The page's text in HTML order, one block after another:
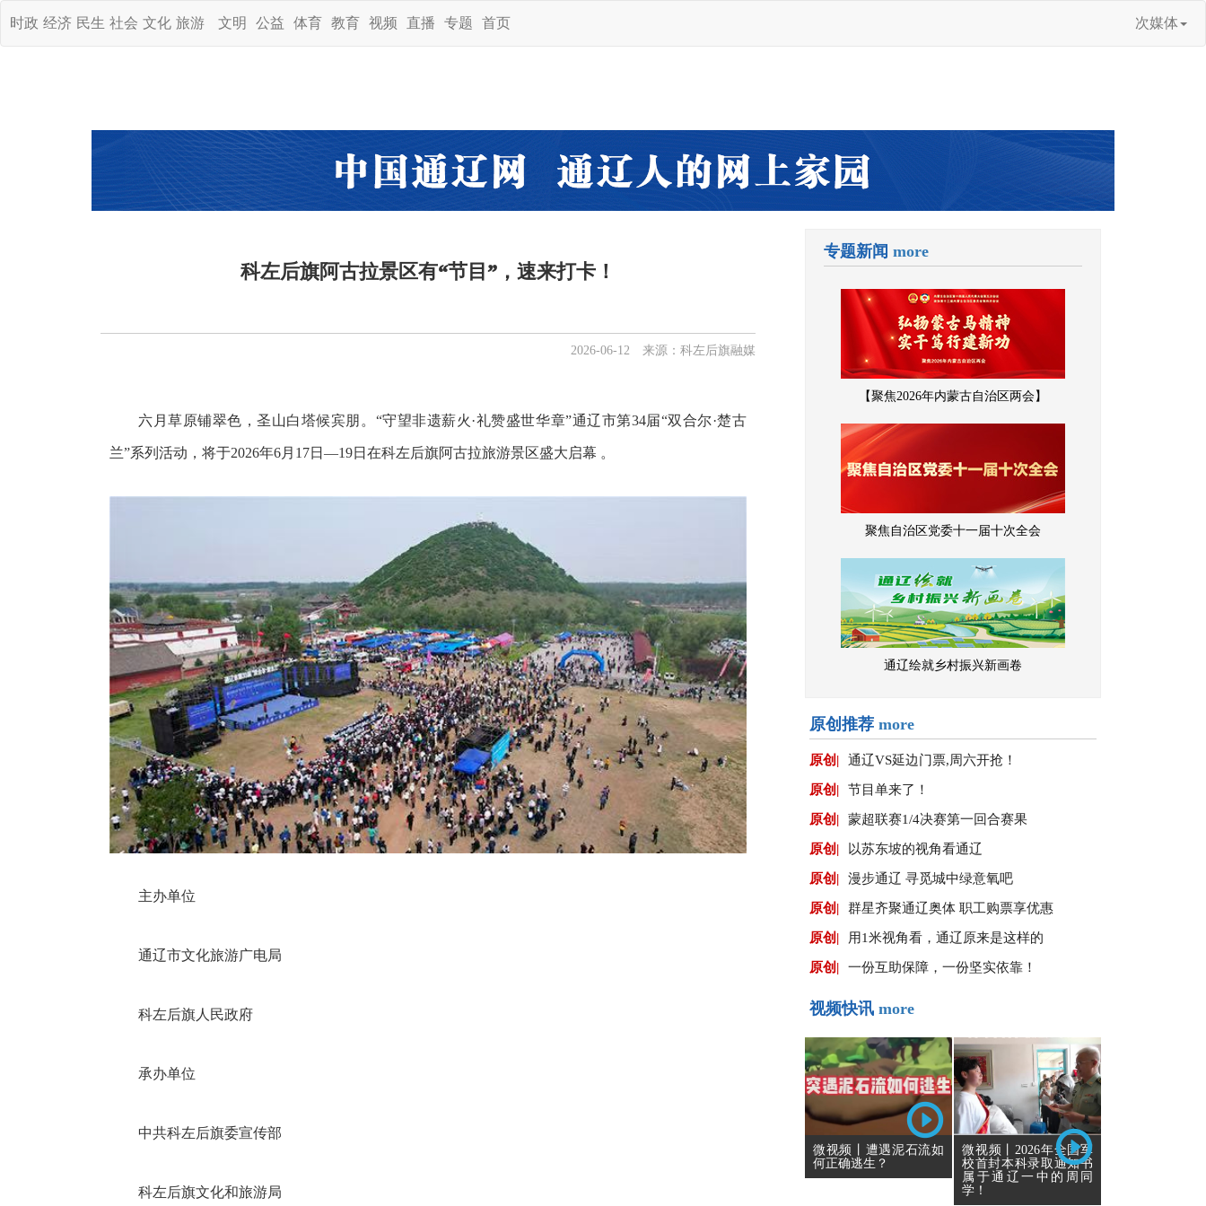
时政 经济 民生 社会 文化 旅游 文明 公益 体育 教育 视频 直播 专题 首页 次媒体
科左后旗阿古拉景区有“节目”，速来打卡！
2026-06-12 来源：科左后旗融媒
六月草原铺翠色，圣山白塔候宾朋。“守望非遗薪火·礼赞盛世华章”通辽市第34届“双合尔·楚古
兰”系列活动，将于2026年6月17日—19日在科左后旗阿古拉旅游景区盛大启幕 。
主办单位
通辽市文化旅游广电局
科左后旗人民政府
承办单位
中共科左后旗委宣传部
科左后旗文化和旅游局
专题新闻 more
【聚焦2026年内蒙古自治区两会】
聚焦自治区党委十一届十次全会
通辽绘就乡村振兴新画卷
原创推荐 more
原创| 通辽VS延边门票,周六开抢！
原创| 节目单来了！
原创| 蒙超联赛1/4决赛第一回合赛果
原创| 以苏东坡的视角看通辽
原创| 漫步通辽 寻觅城中绿意氧吧
原创| 群星齐聚通辽奥体 职工购票享优惠
原创| 用1米视角看，通辽原来是这样的
原创| 一份互助保障，一份坚实依靠！
视频快讯 more
微视频丨遭遇泥石流如
何正确逃生？
微视频丨2026年全国军
校首封本科录取通知书
属于通辽一中的周同
学！